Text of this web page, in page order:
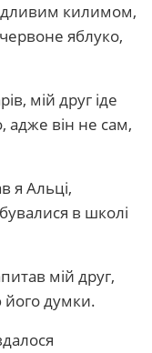
килимом,
яблуко,
мій друг іде
він не сам,
я Альці,
в школі
мій друг,
його думки.